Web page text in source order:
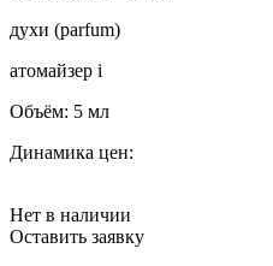
духи (parfum)
атомайзер i
Объём: 5 мл
Динамика цен:
Нет в наличии
Оставить заявку